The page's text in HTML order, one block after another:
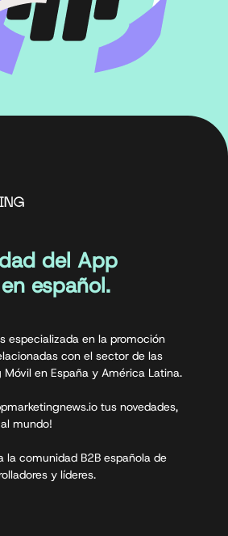
del App
español.
especializada en la promoción
con el sector de las
en España y América Latina.
tus novedades,
mundo!
la comunidad B2B española de
y líderes.